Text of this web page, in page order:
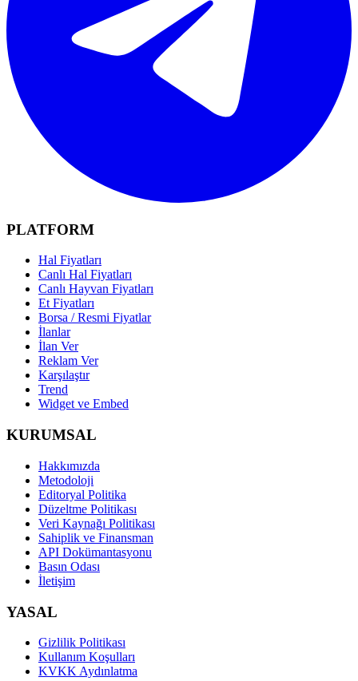
PLATFORM
Hal Fiyatları
Canlı Hal Fiyatları
Canlı Hayvan Fiyatları
Et Fiyatları
Borsa / Resmi Fiyatlar
İlanlar
İlan Ver
Reklam Ver
Karşılaştır
Trend
Widget ve Embed
KURUMSAL
Hakkımızda
Metodoloji
Editoryal Politika
Düzeltme Politikası
Veri Kaynağı Politikası
Sahiplik ve Finansman
API Dokümantasyonu
Basın Odası
İletişim
YASAL
Gizlilik Politikası
Kullanım Koşulları
KVKK Aydınlatma